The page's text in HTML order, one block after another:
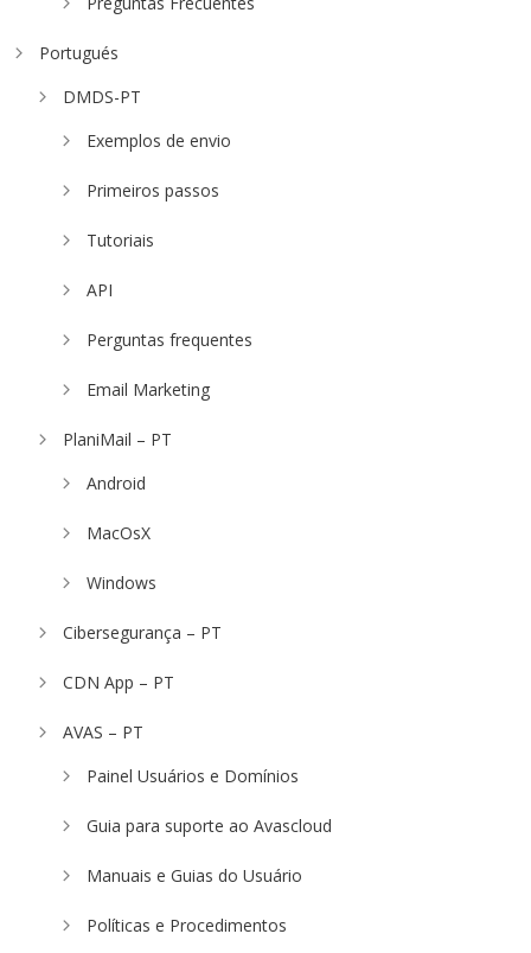
Portugués
DMDS-PT
Exemplos de envio
Primeiros passos
Tutoriais
API
Perguntas frequentes
Email Marketing
PlaniMail – PT
Android
MacOsX
Windows
Cibersegurança – PT
CDN App – PT
AVAS – PT
Painel Usuários e Domínios
Guia para suporte ao Avascloud
Manuais e Guias do Usuário
Políticas e Procedimentos